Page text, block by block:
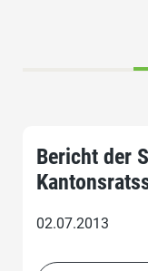
Bericht der
02.07.2013